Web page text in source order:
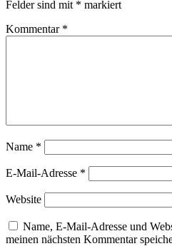
Felder sind mit * markiert
Kommentar *
Name *
E-Mail-Adresse *
Website
Name, E-Mail-Adresse und
meinen nächsten Kommentar